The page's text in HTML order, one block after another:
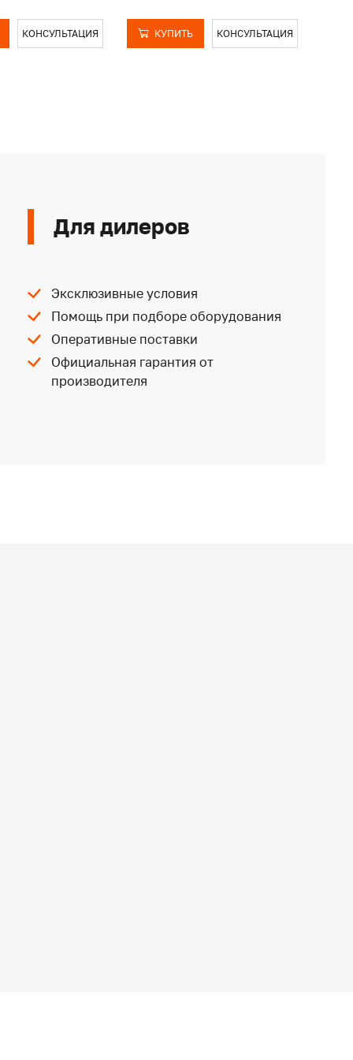
КОНСУЛЬТАЦИЯ КУПИТЬ КОНСУЛЬТАЦИЯ
Для дилеров
Эксклюзивные условия
Помощь при подборе оборудования
Оперативные поставки
Официальная гарантия от
производителя